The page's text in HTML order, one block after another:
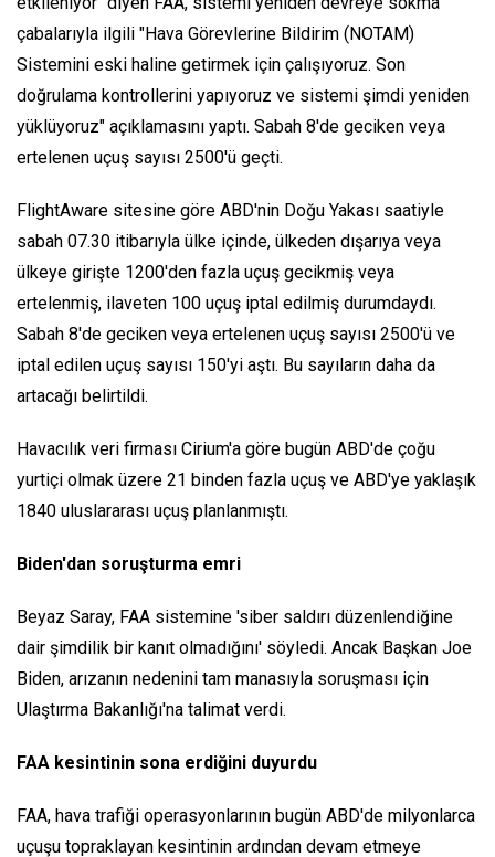
çabalarıyla ilgili "Hava Görevlerine Bildirim (NOTAM)
Sistemini eski haline getirmek için çalışıyoruz. Son
doğrulama kontrollerini yapıyoruz ve sistemi şimdi yeniden
yüklüyoruz" açıklamasını yaptı. Sabah 8'de geciken veya
ertelenen uçuş sayısı 2500'ü geçti.
FlightAware sitesine göre ABD'nin Doğu Yakası saatiyle
sabah 07.30 itibarıyla ülke içinde, ülkeden dışarıya veya
ülkeye girişte 1200'den fazla uçuş gecikmiş veya
ertelenmiş, ilaveten 100 uçuş iptal edilmiş durumdaydı.
Sabah 8'de geciken veya ertelenen uçuş sayısı 2500'ü ve
iptal edilen uçuş sayısı 150'yi aştı. Bu sayıların daha da
artacağı belirtildi.
Havacılık veri firması Cirium'a göre bugün ABD'de çoğu
yurtiçi olmak üzere 21 binden fazla uçuş ve ABD'ye yaklaşık
1840 uluslararası uçuş planlanmıştı.
Biden'dan soruşturma emri
Beyaz Saray, FAA sistemine 'siber saldırı düzenlendiğine
dair şimdilik bir kanıt olmadığını' söyledi. Ancak Başkan Joe
Biden, arızanın nedenini tam manasıyla soruşması için
Ulaştırma Bakanlığı'na talimat verdi.
FAA kesintinin sona erdiğini duyurdu
FAA, hava trafiği operasyonlarının bugün ABD'de milyonlarca
uçuşu topraklayan kesintinin ardından devam etmeye